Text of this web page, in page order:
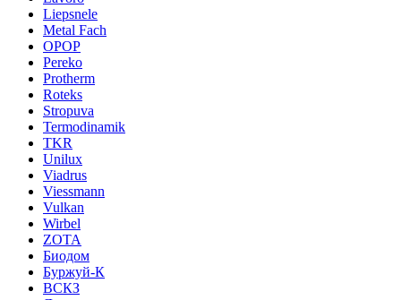
Liepsnele
Metal Fach
OPOP
Pereko
Protherm
Roteks
Stropuva
Termodinamik
TKR
Unilux
Viadrus
Viessmann
Vulkan
Wirbel
ZOTA
Биодом
Буржуй-К
ВСКЗ